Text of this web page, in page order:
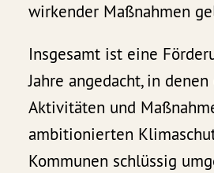
wirkender Maßnahmen
Insgesamt ist eine
Jahre angedacht, in
Aktivitäten und
ambitionierten
Kommunen schlüssig